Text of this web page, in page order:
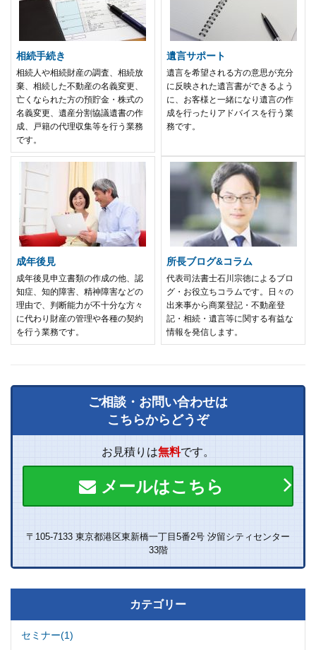
相続手続き
相続人や相続財産の調査、相続放
棄、相続した不動産の名義変更、
亡くなられた方の預貯金・株式の
名義変更、遺産分割協議遺書の作
成、戸籍の代理収集等を行う業務
です。
遺言サポート
遺言を希望される方の意思が充分
に反映された遺言書ができるよう
に、お客様と一緒になり遺言の作
成を行ったりアドバイスを行う業
務です。
成年後見
成年後見申立書類の作成の他、認
知症、知的障害、精神障害などの
理由で、判断能力が不十分な方々
に代わり財産の管理や各種の契約
を行う業務です。
所長ブログ&コラム
代表司法書士石川宗徳によるブロ
グ・お役立ちコラムです。日々の
出来事から商業登記・不動産登
記・相続・遺言等に関する有益な
情報を発信します。
ご相談・お問い合わせは
こちらからどうぞ
お見積りは無料です。
メールはこちら
〒105-7133 東京都港区東新橋一丁目5番2号 汐留シティセンター
33階
カテゴリー
セミナー(1)